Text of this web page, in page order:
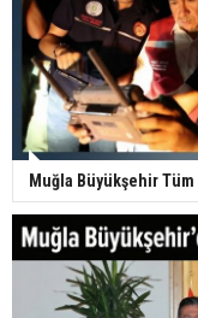
Muğla Büyükşehir Tüm